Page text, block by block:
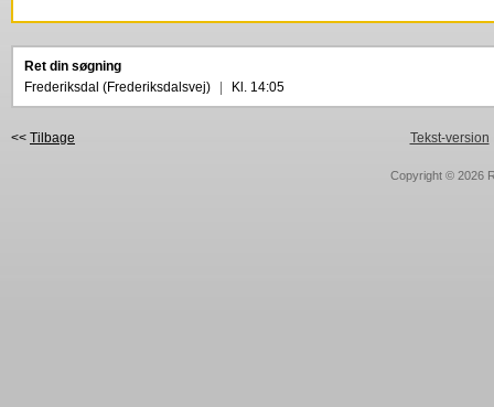
Ret din søgning
Frederiksdal (Frederiksdalsvej)
Kl. 14:05
<< Tilbage Tekst-version
Copyright © 2026